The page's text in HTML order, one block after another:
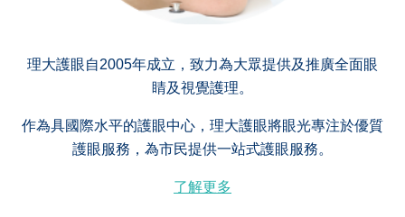
理大護眼自2005年成立，致力為大眾提供及推廣全面眼
睛及視覺護理。
作為具國際水平的護眼中心，理大護眼將眼光專注於優質
護眼服務，為市民提供一站式護眼服務。
了解更多